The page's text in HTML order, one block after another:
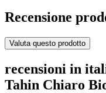
Recensione
Valuta questo prodotto
recensioni in
Tahin Chiaro